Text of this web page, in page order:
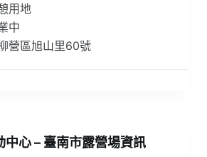
用地
中
營區旭山里60號
中心 – 臺南市露營場資訊